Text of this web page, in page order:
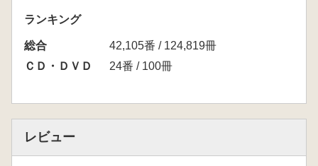
ランキング
総合
42,105番 / 124,819冊
ＣＤ・ＤＶＤ
24番 / 100冊
レビュー